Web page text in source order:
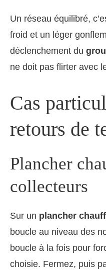
Un réseau équilibré,
froid et un léger
déclenchement du
ne doit pas flirter avec
Cas
retours de
Plancher
collecteurs
Sur un plancher
boucle au niveau des
boucle à la fois pour
choisie. Fermez, puis